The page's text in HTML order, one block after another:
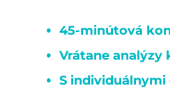
45-minútová
Vrátane analýzy
S